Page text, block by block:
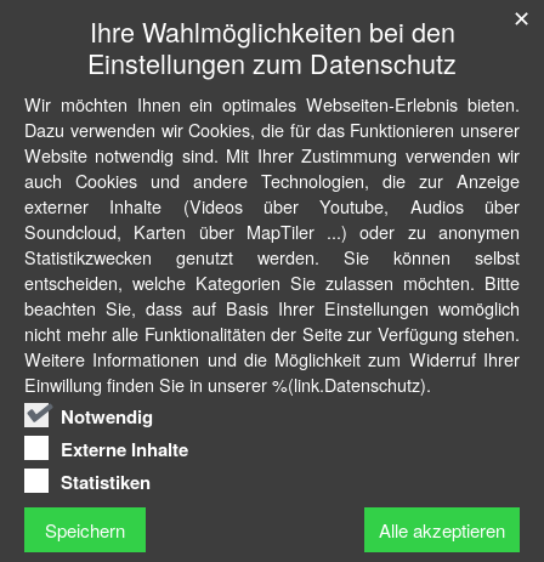
Ihre Wahlmöglichkeiten bei den
Einstellungen zum Datenschutz
Wir möchten Ihnen ein optimales Webseiten-Erlebnis bieten.
Dazu verwenden wir Cookies, die für das Funktionieren unserer
Website notwendig sind. Mit Ihrer Zustimmung verwenden wir
auch Cookies und andere Technologien, die zur Anzeige
externer Inhalte (Videos über Youtube, Audios über
Soundcloud, Karten über MapTiler ...) oder zu anonymen
Statistikzwecken genutzt werden. Sie können selbst
entscheiden, welche Kategorien Sie zulassen möchten. Bitte
beachten Sie, dass auf Basis Ihrer Einstellungen womöglich
nicht mehr alle Funktionalitäten der Seite zur Verfügung stehen.
Weitere Informationen und die Möglichkeit zum Widerruf Ihrer
Einwillung finden Sie in unserer %(link.Datenschutz).
Notwendig
Externe Inhalte
Statistiken
Speichern Alle akzeptieren
✕